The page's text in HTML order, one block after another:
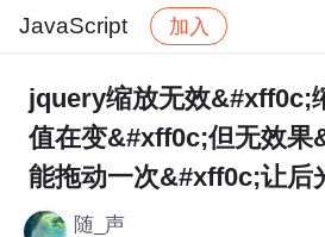
JavaScript 加入
社区 JavaScript 帖子详情
jquery缩放无效&#xff0c;
值在变&#xff0c;但无效果
能拖动一次&#xff0c;让后
随_声